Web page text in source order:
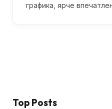
графика, ярче
Top Posts